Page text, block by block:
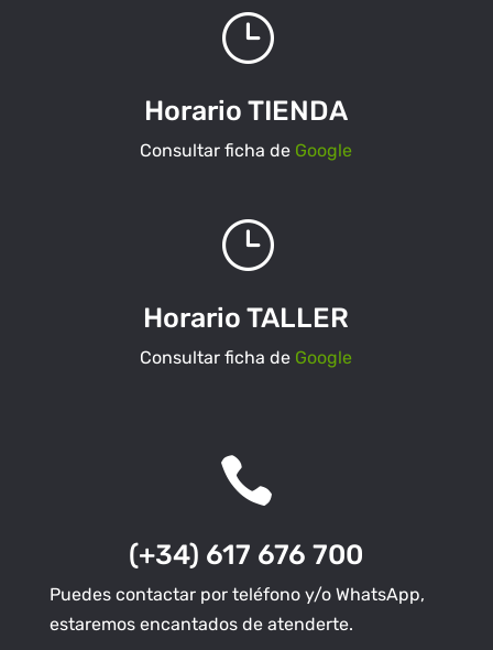
}
Horario TIENDA
Consultar ficha de Google
}
Horario TALLER
Consultar ficha de Google

(+34) 617 676 700
Puedes contactar por teléfono y/o WhatsApp,
estaremos encantados de atenderte.